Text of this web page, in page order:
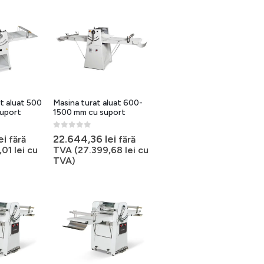
aluat 500
fără
lei cu
Masina turat aluat 600-
1500 mm cu suport
0out of 5
22.644,36 lei fără
TVA (27.399,68 lei cu
TVA)